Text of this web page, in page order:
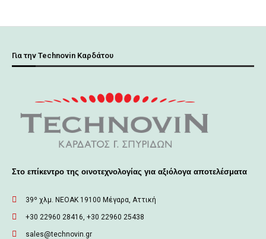
Για την Technovin Καρδάτου
Στο επίκεντρο της οινοτεχνολογίας για αξιόλογα αποτελέσματα
39º χλμ. ΝΕΟΑΚ 19100 Mέγαρα, Αττική
+30 22960 28416, +30 22960 25438
sales@technovin.gr